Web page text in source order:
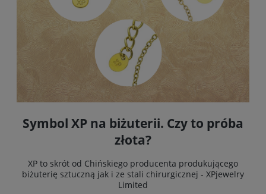
Symbol XP na biżuterii. Czy to próba
złota?
XP to skrót od Chińskiego producenta produkującego
biżuterię sztuczną jak i ze stali chirurgicznej - XPjewelry
Limited